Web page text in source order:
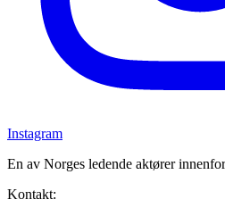
Instagram
En av Norges ledende aktører
Kontakt: